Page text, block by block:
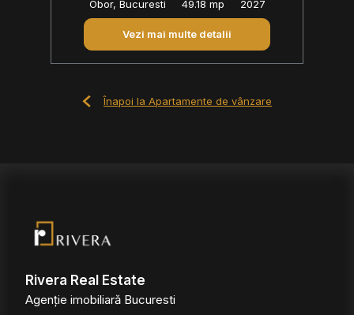
Obor, Bucuresti
49.18 mp 2027
Vezi mai multe detalii
Înapoi la Apartamente de vânzare
Rivera Real Estate
Agenție imobiliară Bucuresti